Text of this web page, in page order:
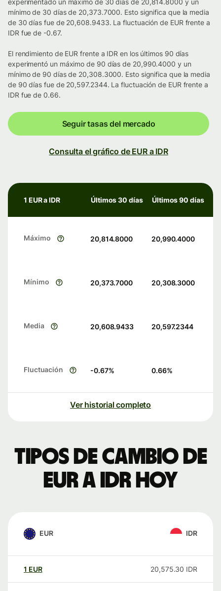
experimentado un máximo de 30 días de 20,814.8000 y un
mínimo de 30 días de 20,373.7000. Esto significa que la media
de 30 días fue de 20,608.9433. La fluctuación de EUR frente a
IDR fue de -0.67.
El rendimiento de EUR frente a IDR en los últimos 90 días
experimentó un máximo de 90 días de 20,990.4000 y un
mínimo de 90 días de 20,308.3000. Esto significa que la media
de 90 días fue de 20,597.2344. La fluctuación de EUR frente a
IDR fue de 0.66.
Seguir tasas del mercado
Consulta el gráfico de EUR a IDR
1 EUR a IDR Últimos 30 días Últimos 90 días
Máximo 20,814.8000 20,990.4000
Mínimo 20,373.7000 20,308.3000
Media 20,608.9433 20,597.2344
Fluctuación -0.67% 0.66%
Ver historial completo
Tipos de cambio de
EUR a IDR hoy
EUR IDR
1 EUR 20,575.30 IDR